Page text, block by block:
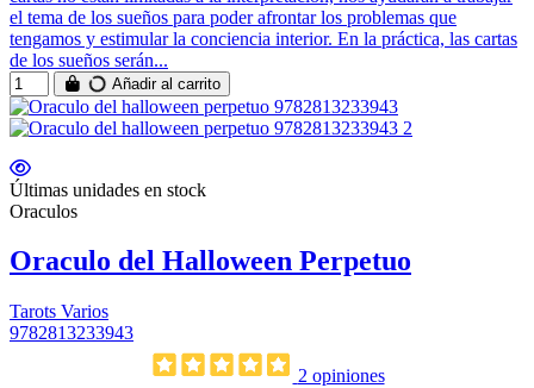
el tema de los sueños para poder afrontar los problemas que
tengamos y estimular la conciencia interior. En la práctica, las cartas
de los sueños serán...
Añadir al carrito
Últimas unidades en stock
Oraculos
Oraculo del Halloween Perpetuo
Tarots Varios
9782813233943
2 opiniones